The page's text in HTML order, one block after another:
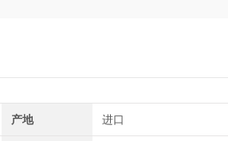
产地 进口